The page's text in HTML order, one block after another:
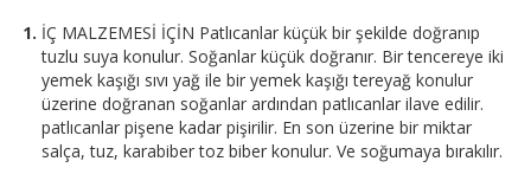
İÇ MALZEMESİ İÇİN Patlıcanlar küçük bir şekilde doğranıp
tuzlu suya konulur. Soğanlar küçük doğranır. Bir tencereye iki
yemek kaşığı sıvı yağ ile bir yemek kaşığı tereyağ konulur
üzerine doğranan soğanlar ardından patlıcanlar ilave edilir.
patlıcanlar pişene kadar pişirilir. En son üzerine bir miktar
salça, tuz, karabiber toz biber konulur. Ve soğumaya bırakılır.